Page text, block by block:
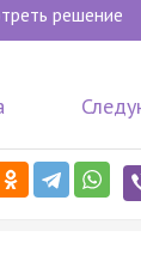
решение